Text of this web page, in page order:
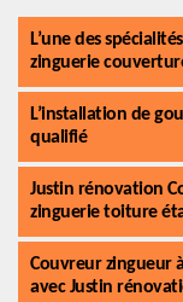
L’une des
zinguerie
L’installation de
qualifié
Justin rénovation
zinguerie toiture
Couvreur zingueur
avec Justin